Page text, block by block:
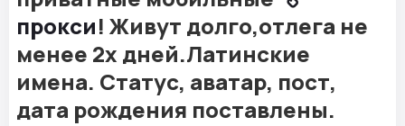
прокси! Живут долго,отлега не
менее 2х дней.Латинские
имена. Статус, аватар, пост,
дата рождения поставлены.